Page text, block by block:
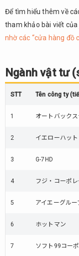
Để tìm hiểu thêm về
tham khảo bài viết của
nhờ các “cửa hàng đồ
Ngành vật tư
STT Tên công ty
1 オートバック
2 イエローハット
3 G-7HD
4 フジ・コーポ
5 アイエーグルー
6 ホットマン
7 ソフト99コー